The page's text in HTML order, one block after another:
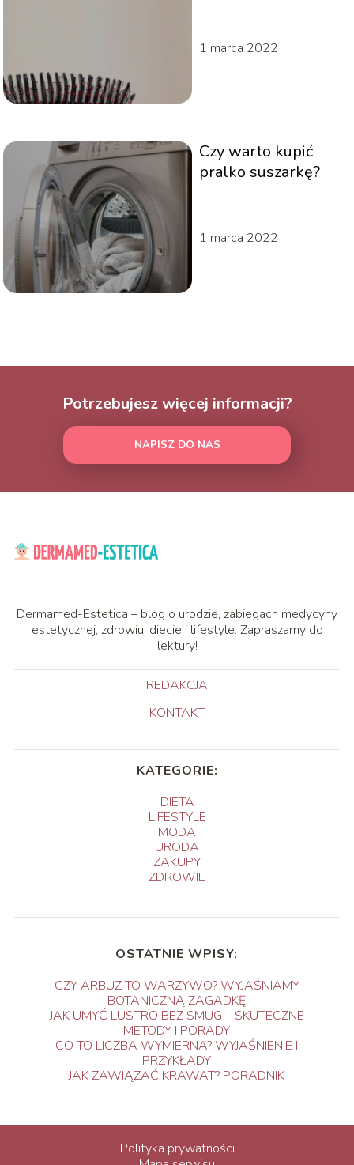
1 marca 2022
Czy warto kupić
pralko suszarkę?
1 marca 2022
Potrzebujesz więcej informacji?
NAPISZ DO NAS
Dermamed-Estetica – blog o urodzie, zabiegach medycyny
estetycznej, zdrowiu, diecie i lifestyle. Zapraszamy do
lektury!
REDAKCJA
KONTAKT
KATEGORIE:
DIETA
LIFESTYLE
MODA
URODA
ZAKUPY
ZDROWIE
OSTATNIE WPISY:
CZY ARBUZ TO WARZYWO? WYJAŚNIAMY
BOTANICZNĄ ZAGADKĘ
JAK UMYĆ LUSTRO BEZ SMUG – SKUTECZNE
METODY I PORADY
CO TO LICZBA WYMIERNA? WYJAŚNIENIE I
PRZYKŁADY
JAK ZAWIĄZAĆ KRAWAT? PORADNIK
Polityka prywatności